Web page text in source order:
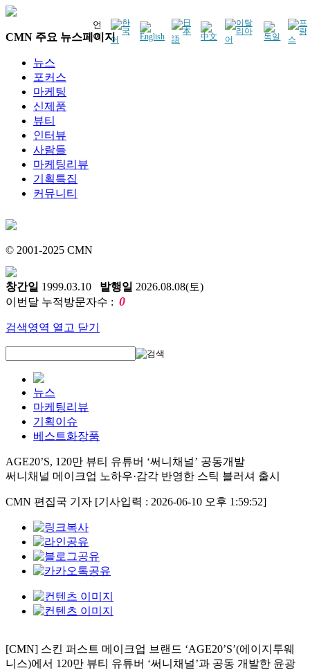
언
어
CMN 주요 뉴스페이지
뉴스
포커스
마케팅
신제품
뷰티
인터뷰
사람들
마케팅리뷰
기획특집
커뮤니티
© 2001-2025 CMN
창간일 1999.03.10 발행일 2026.08.08(토)
이번달 누적방문자수 : 0
검색영역 열고 닫기
뉴스
마케팅리뷰
기획이슈
베스트화장품
AGE20’S, 120만 뷰티 유튜버 ‘써니채널’ 공동개발
써니채널 메이크업 노하우·감각 반영한 스틱 블러셔 출시
CMN 편집국 기자 [기사입력 : 2026-06-10 오후 1:59:52]
[CMN] 스킨 퍼스트 메이크업 브랜드 ‘AGE20’S’(에이지투웨
니스)에서 120만 뷰티 유튜버 ‘써니채널’과 공동 개발한 윤광